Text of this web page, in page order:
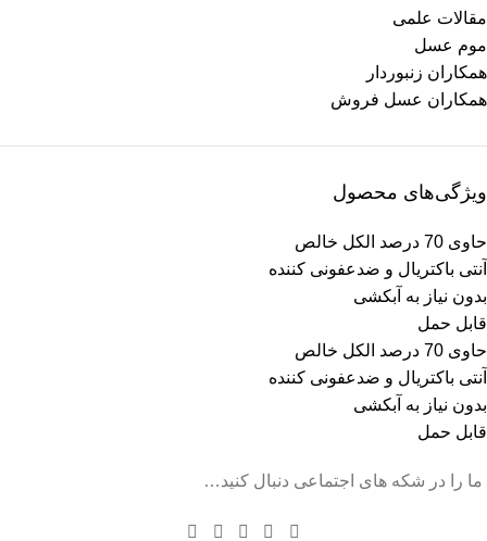
مقالات علمی
موم عسل
همکاران زنبوردار
همکاران عسل فروش
ویژگی‌های محصول
حاوی 70 درصد الکل خالص
آنتی باکتریال و ضدعفونی کننده
بدون نیاز به آبکشی
قابل حمل
حاوی 70 درصد الکل خالص
آنتی باکتریال و ضدعفونی کننده
بدون نیاز به آبکشی
قابل حمل
ما را در شکه های اجتماعی دنبال کنید…